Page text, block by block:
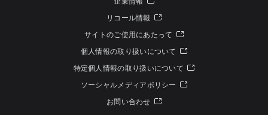
リコール情報
サイトのご使用にあたって
個人情報の取り扱いについて
特定個人情報の取り扱いについて
ソーシャルメディアポリシー
お問い合わせ